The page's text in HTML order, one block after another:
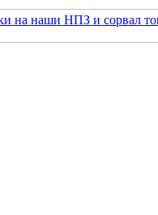
на наши НПЗ и сорвал